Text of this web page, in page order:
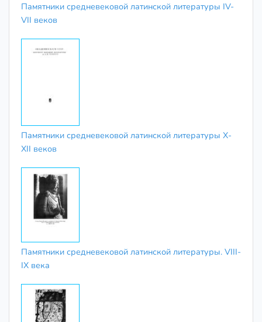
Памятники средневековой латинской литературы IV-
VII веков
Памятники средневековой латинской литературы X-
XII веков
Памятники средневековой латинской литературы. VIII-
IX века